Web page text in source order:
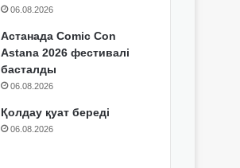
06.08.2026
Астанада Comic Con
Astana 2026 фестивалі
басталды
06.08.2026
Қолдау қуат береді
06.08.2026